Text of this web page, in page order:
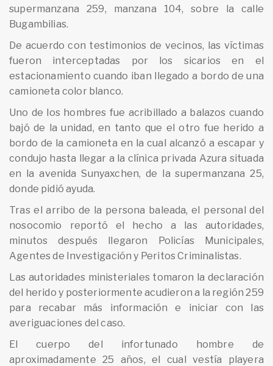
supermanzana 259, manzana 104, sobre la calle
Bugambilias.
De acuerdo con testimonios de vecinos, las víctimas
fueron interceptadas por los sicarios en el
estacionamiento cuando iban llegado a bordo de una
camioneta color blanco.
Uno de los hombres fue acribillado a balazos cuando
bajó de la unidad, en tanto que el otro fue herido a
bordo de la camioneta en la cual alcanzó a escapar y
condujo hasta llegar a la clínica privada Azura situada
en la avenida Sunyaxchen, de la supermanzana 25,
donde pidió ayuda.
Tras el arribo de la persona baleada, el personal del
nosocomio reportó el hecho a las autoridades,
minutos después llegaron Policías Municipales,
Agentes de Investigación y Peritos Criminalistas.
Las autoridades ministeriales tomaron la declaración
del herido y posteriormente acudieron a la región 259
para recabar más información e iniciar con las
averiguaciones del caso.
El cuerpo del infortunado hombre de
aproximadamente 25 años, el cual vestía playera